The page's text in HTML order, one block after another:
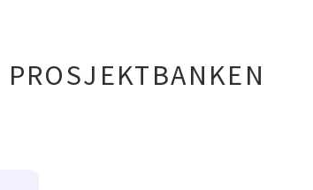
PROSJEKTBANKEN